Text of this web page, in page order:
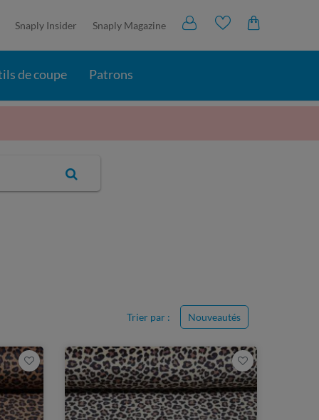
Snaply Insider Snaply Magazine
de coupe Patrons
Trier par : Nouveautés